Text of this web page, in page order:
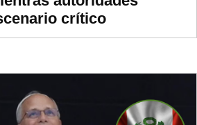
crítico